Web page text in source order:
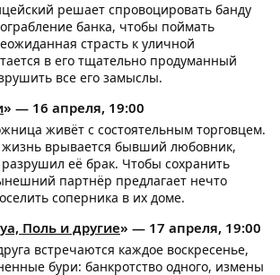
решает спровоцировать банду
банка, чтобы поймать
страсть к уличной
в его тщательно продуманный
все его замыслы.
» — 16 апреля, 19:00
живёт с состоятельным торговцем.
врывается бывший любовник,
разрушил её брак. Чтобы сохранить
партнёр предлагает нечто
соперника в их доме.
Поль и другие» — 17 апреля, 19:00
встречаются каждое воскресенье,
бури: банкротство одного, измены